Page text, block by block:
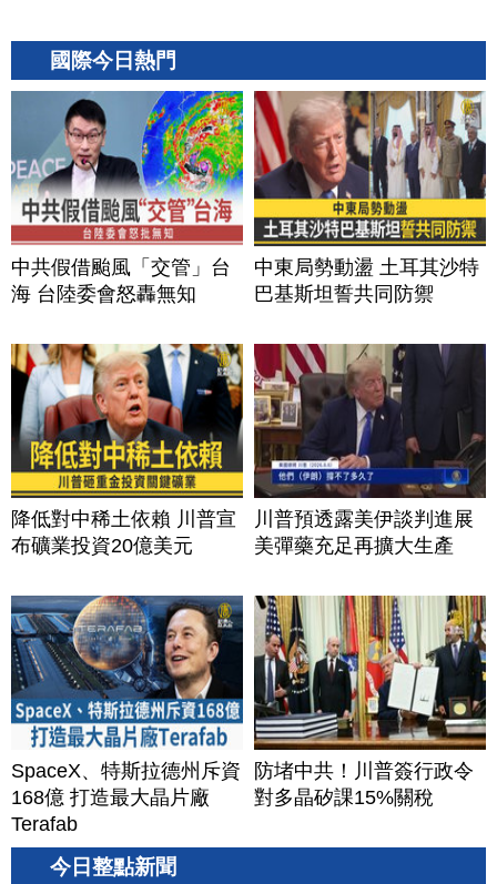
國際今日熱門
中共假借颱風「交管」台
海 台陸委會怒轟無知
中東局勢動盪 土耳其沙特
巴基斯坦誓共同防禦
降低對中稀土依賴 川普宣
布礦業投資20億美元
川普預透露美伊談判進展
美彈藥充足再擴大生產
SpaceX、特斯拉德州斥資
168億 打造最大晶片廠
Terafab
防堵中共！川普簽行政令
對多晶矽課15%關稅
今日整點新聞